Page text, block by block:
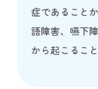
症であること
語障害、嚥下
から起こるこ